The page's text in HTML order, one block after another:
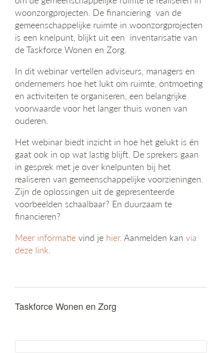
n
a
v
i
woonzorgprojecten. De financiering van de
gemeenschappelijke ruimte in woonzorgprojecten
is een knelpunt, blijkt uit een inventarisatie van
de Taskforce Wonen en Zorg.
In dit webinar vertellen adviseurs, managers en
ondernemers hoe het lukt om ruimte, ontmoeting
en activiteiten te organiseren, een belangrijke
voorwaarde voor het langer thuis wonen van
ouderen.
Het webinar biedt inzicht in hoe het gelukt is én
gaat ook in op wat lastig blijft. De sprekers gaan
in gesprek met je over knelpunten bij het
realiseren van gemeenschappelijke voorzieningen.
Zijn de oplossingen uit de gepresenteerde
voorbeelden schaalbaar? En duurzaam te
financieren?
Meer informatie vind je hier. Aanmelden kan via
deze link.
Taskforce Wonen en Zorg